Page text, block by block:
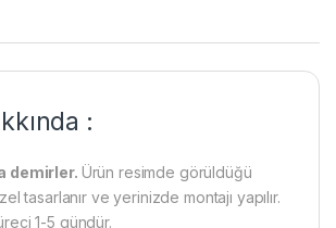
:
demirler. Ürün resimde görüldüğü
tasarlanır ve yerinizde montajı yapılır.
1-5 gündür.